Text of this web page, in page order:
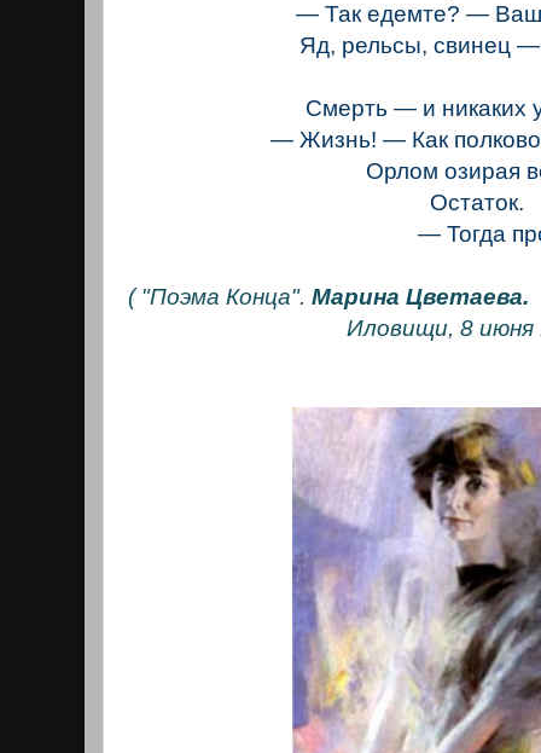
— Так едемте? —
Яд, рельсы, свинец
Смерть — и никаких
— Жизнь! — Как
Орлом озирая
Остаток.
— Тогда
( "Поэма Конца".Марина Цветаева.
Иловищи, 8 июня